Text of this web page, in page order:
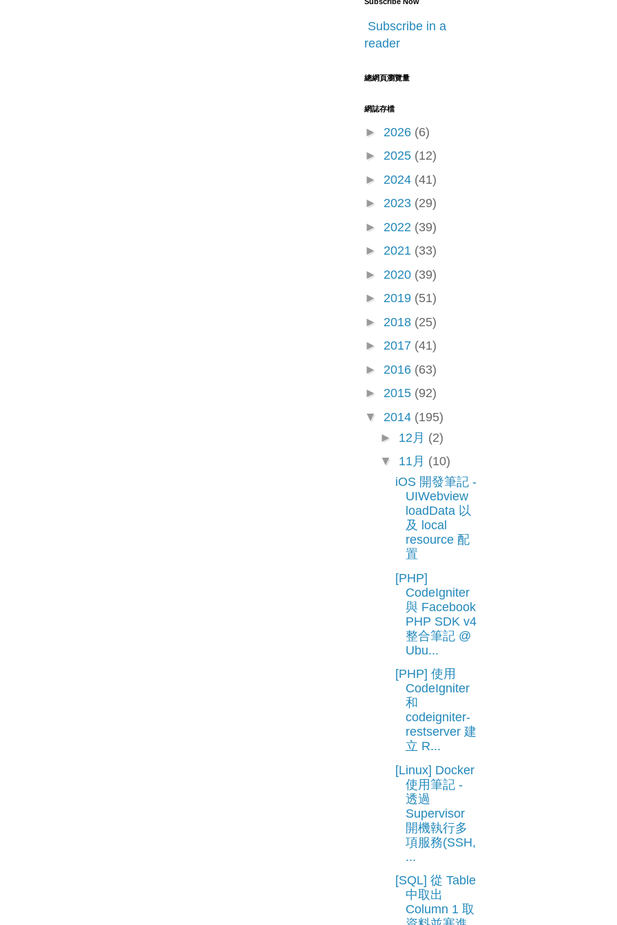
Subscribe in a
reader
總網頁瀏覽量
網誌存檔
► 2026 (6)
► 2025 (12)
► 2024 (41)
► 2023 (29)
► 2022 (39)
► 2021 (33)
► 2020 (39)
► 2019 (51)
► 2018 (25)
► 2017 (41)
► 2016 (63)
► 2015 (92)
▼ 2014 (195)
► 12月 (2)
▼ 11月 (10)
iOS 開發筆記 -
UIWebview
loadData 以
及 local
resource 配
置
[PHP]
CodeIgniter
與 Facebook
PHP SDK v4
整合筆記 @
Ubu...
[PHP] 使用
CodeIgniter
和
codeigniter-
restserver 建
立 R...
[Linux] Docker
使用筆記 -
透過
Supervisor
開機執行多
項服務(SSH,
...
[SQL] 從 Table
中取出
Column 1 取